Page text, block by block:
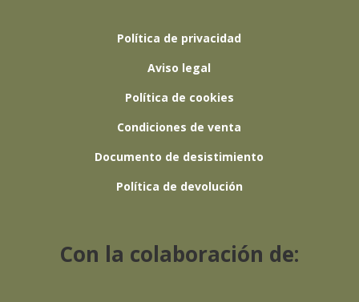
Política de privacidad
Aviso legal
Política de cookies
Condiciones de venta
Documento de desistimiento
Política de devolución
Con la colaboración de: